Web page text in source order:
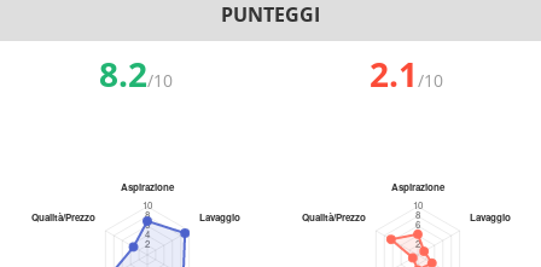
PUNTEGGI
8.2/10 2.1 /10